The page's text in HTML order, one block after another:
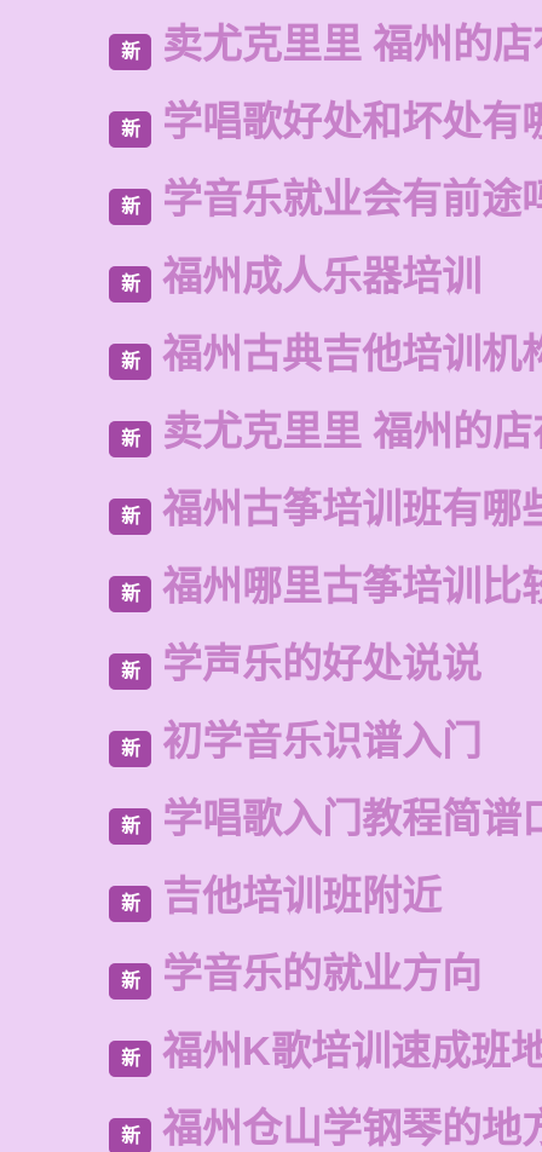
新 卖尤克里里 福州的
新 学唱歌好处和坏处有
新 学音乐就业会有前途
新 福州成人乐器培训
新 福州古典吉他培训机
新 卖尤克里里 福州的
新 福州古筝培训班有哪
新 福州哪里古筝培训比
新 学声乐的好处说说
新 初学音乐识谱入门
新 学唱歌入门教程简谱
新 吉他培训班附近
新 学音乐的就业方向
新 福州K歌培训速成班
新 福州仓山学钢琴的地